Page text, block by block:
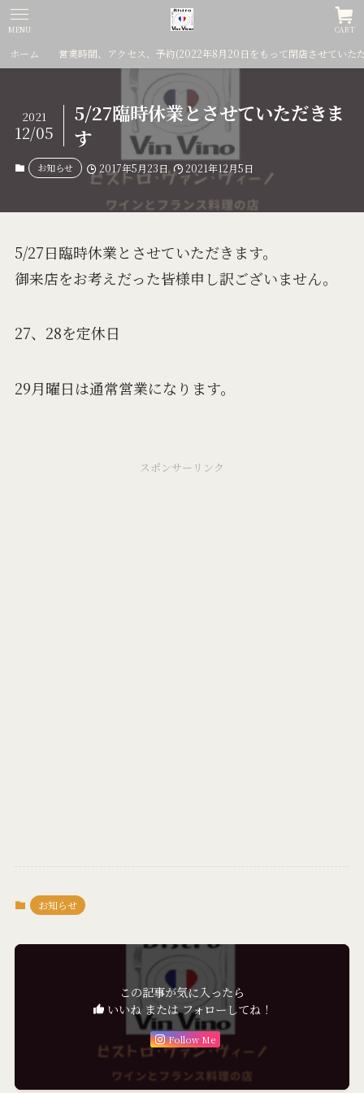
CART
MENU
ホーム 営業時間、アクセス、予約(2022年8月20日をもって閉店させていた
5/27臨時休業とさせていただきま
す
2021
12/05
お知らせ 2017年5月23日 2021年12月5日
5/27日臨時休業とさせていただきます。
御来店をお考えだった皆様申し訳ございません。
27、28を定休日
29月曜日は通常営業になります。
スポンサーリンク
お知らせ
この記事が気に入ったら
いいね または フォローしてね！
Follow Me